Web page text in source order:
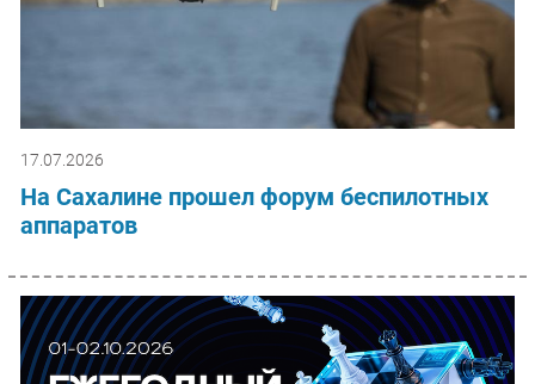
17.07.2026
На Сахалине прошел форум беспилотных
аппаратов